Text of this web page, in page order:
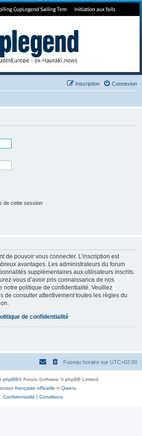
Europe
Connexion
Inscription
de cette session
de pouvoir vous connecter. L’inscription est
avantages. Les administrateurs du forum
supplémentaires aux utilisateurs inscrits.
vous d’avoir pris connaissance de nos
notre politique de confidentialité. Veuillez
de consulter attentivement toutes les règles du
de confidentialité
Fuseau horaire sur UTC+02:00
phpBB® Forum Software © phpBB Limited
française officielle ©Qiaeru
Confidentialité | Conditions